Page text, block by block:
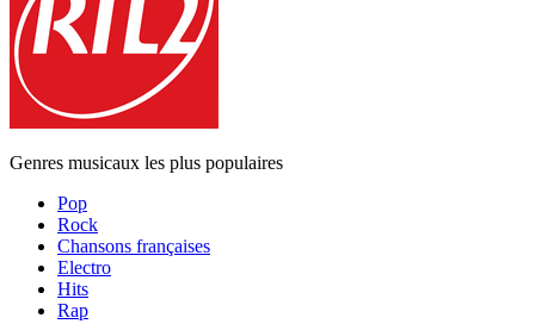
Genres musicaux les plus populaires
Pop
Rock
Chansons françaises
Electro
Hits
Rap